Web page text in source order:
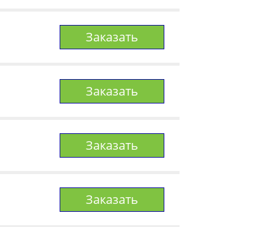
Заказать
Заказать
Заказать
Заказать